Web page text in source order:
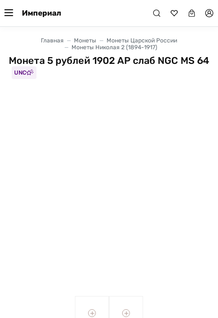
Империал
Главная Монеты
Монеты Царской России
Монеты Николая 2 (1894-1917)
Монета 5 рублей 1902 АР слаб NGC MS 64
UNC
+ +